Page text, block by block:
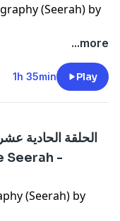
(Seerah) by
...more
1h 35min Play
(Seerah) by